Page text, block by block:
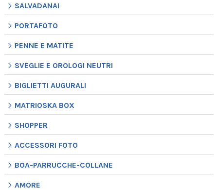
SALVADANAI
PORTAFOTO
PENNE E MATITE
SVEGLIE E OROLOGI NEUTRI
BIGLIETTI AUGURALI
MATRIOSKA BOX
SHOPPER
ACCESSORI FOTO
BOA-PARRUCCHE-COLLANE
AMORE